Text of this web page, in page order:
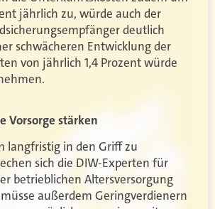
jährlich zu, würde auch der
deutlich
schwächeren Entwicklung der
von jährlich 1,4 Prozent würde
Vorsorge stärken
langfristig in den Griff zu
sich die DIW-Experten für
betrieblichen Altersversorgung
außerdem Geringverdienern